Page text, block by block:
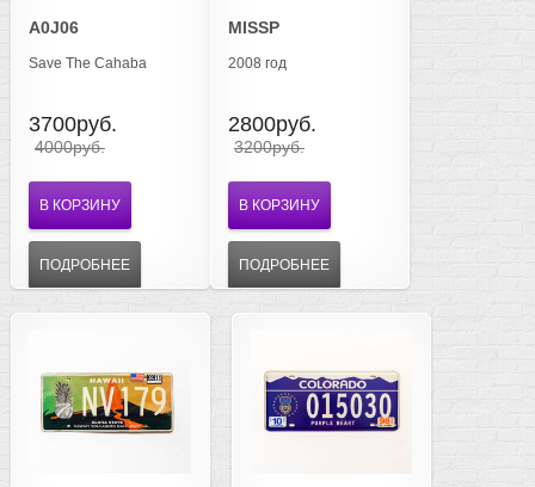
A0J06
Save The Cahaba
3700руб.
4000руб.
В КОРЗИНУ
ПОДРОБНЕЕ
MISSP
2008 год
2800руб.
3200руб.
В КОРЗИНУ
ПОДРОБНЕЕ